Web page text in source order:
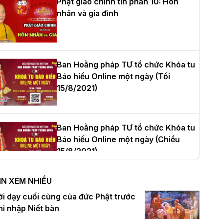
thượng Thích Quảng Tùng tái đắc
Trưởng BTS GHPGVN thành phố Hải
nhiệm kỳ 2026 – 2031
tọa Thích Tâm Chính được suy
tân Trưởng ban Trị sự GHPGVN tỉnh
Nội: Tăng Ni Trường hạ Bồ Đề trang
tác pháp Tiền an cư PL.2570 –
nhân và gia đình
Ban Hoằng pháp TƯ tổ chức Khóa tu
Báo hiếu Online một ngày (Tối
15/8/2021)
Ban Hoằng pháp TƯ tổ chức Khóa tu
Báo hiếu Online một ngày (Chiều
15/8/2021)
Ban Hoằng pháp TƯ tổ chức Khóa tu
Báo hiếu Online một ngày (Sáng
15/8/2021)
XEM NHIỀU
dạy cuối cùng của đức Phật trước
nhập Niết bàn